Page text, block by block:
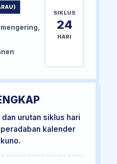
SIKLUS
24
HARI
urutan siklus hari
kalender